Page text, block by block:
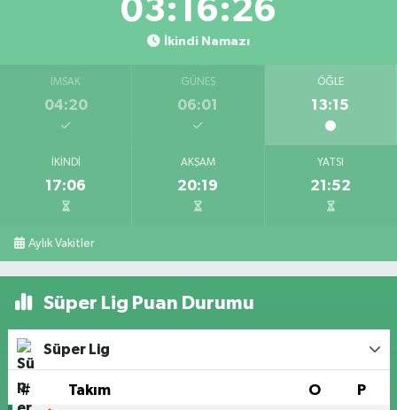
03:16:25
İkindi Namazı
İMSAK
04:20
GÜNEŞ
06:01
ÖĞLE
13:15
İKINDI
17:06
AKŞAM
20:19
YATSI
21:52
Aylık Vakitler
Süper Lig Puan Durumu
Süper Lig
# Takım O P